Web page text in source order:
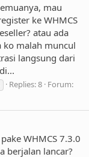
mau
ke WHMCS
atau ada
ko malah muncul
langsung dari
Replies: 8 Forum:
WHMCS 7.3.0
berjalan lancar?